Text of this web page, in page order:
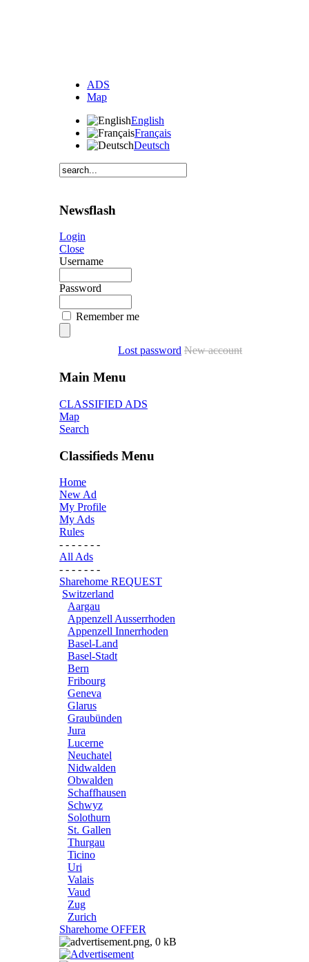
ADS
Map
English
Français
Deutsch
Newsflash
Login
Close
Username
Password
Remember me
Lost password New account
Main Menu
CLASSIFIED ADS
Map
Search
Classifieds Menu
Home
New Ad
My Profile
My Ads
Rules
- - - - - - -
All Ads
- - - - - - -
Sharehome REQUEST
Switzerland
Aargau
Appenzell Ausserrhoden
Appenzell Innerrhoden
Basel-Land
Basel-Stadt
Bern
Fribourg
Geneva
Glarus
Graubünden
Jura
Lucerne
Neuchatel
Nidwalden
Obwalden
Schaffhausen
Schwyz
Solothurn
St. Gallen
Thurgau
Ticino
Uri
Valais
Vaud
Zug
Zurich
Sharehome OFFER